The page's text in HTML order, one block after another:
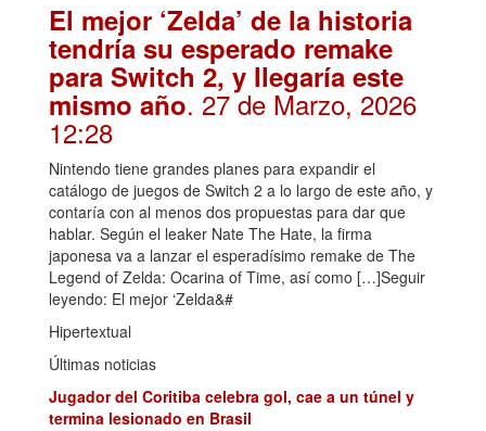
El mejor ‘Zelda’ de la historia
tendría su esperado remake
para Switch 2, y llegaría este
mismo año. 27 de Marzo, 2026
12:28
Nintendo tiene grandes planes para expandir el
catálogo de juegos de Switch 2 a lo largo de este año, y
contaría con al menos dos propuestas para dar que
hablar. Según el leaker Nate The Hate, la firma
japonesa va a lanzar el esperadísimo remake de The
Legend of Zelda: Ocarina of Time, así como […]Seguir
leyendo: El mejor ‘Zelda&#
Hipertextual
Últimas noticias
Jugador del Coritiba celebra gol, cae a un túnel y
termina lesionado en Brasil